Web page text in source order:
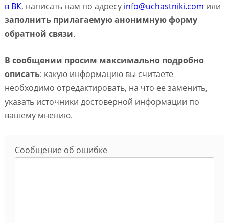
в ВК, написать нам по адресу info@uchastniki.com или
заполнить прилагаемую анонимную форму
обратной связи.
В сообщении просим максимально подробно
описать: какую информацию вы считаете
необходимо отредактировать, на что ее заменить,
указать источники достоверной информации по
вашему мнению.
Сообщение об ошибке